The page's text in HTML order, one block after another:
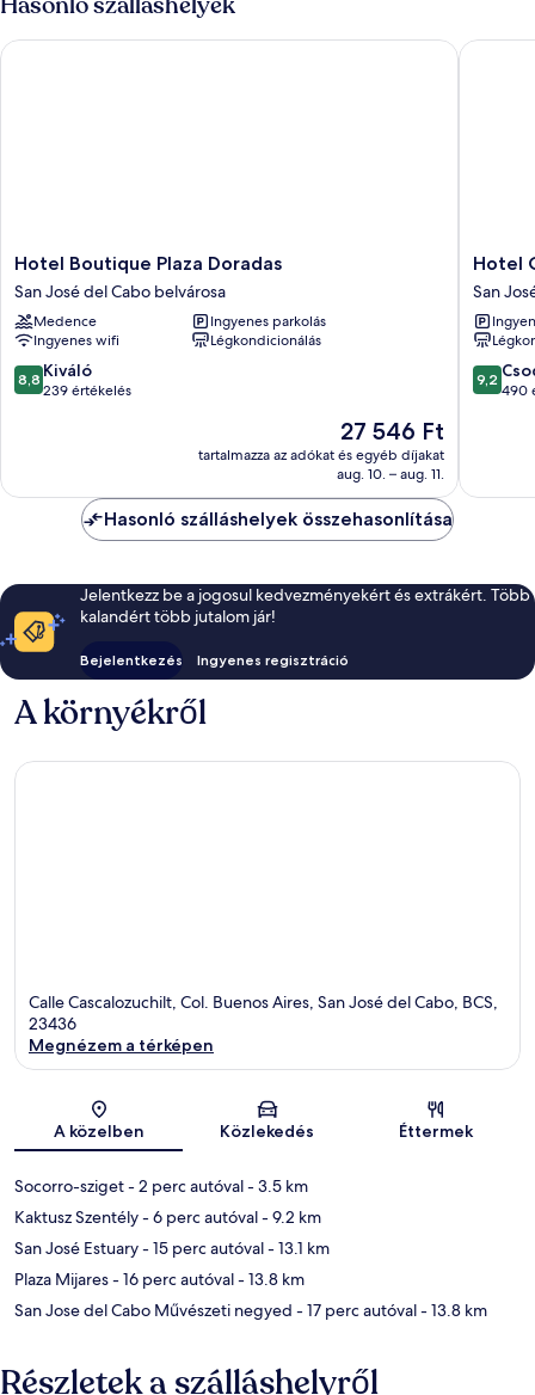
Hotel
Boutique
Plaza
Doradas
San
José
del
Hotel Boutique Plaza Doradas
San José del Cabo belvárosa
Medence
Ingyenes parkolás
Ingyenes wifi
Légkondicionálás
8.8
ennyiből:
8,8 Kiváló
239 értékelés
Az
ár
27 546 Ft
27 546 Ft
tartalmazza az adókat és egyéb díjakat
aug. 10. – aug. 11.
Hotel Boutique Plaza Doradas
Hotel
Colli
San
José
del
Cabo
Hotel
San
9.2
9,2
490
Hotel
Hasonló szálláshelyek összehasonlítása
Jelentkezz be a jogosul kedvezményekért és extrákért. Több
kalandért több jutalom jár!
Bejelentkezés Ingyenes regisztráció
A környékről
Calle Cascalozuchilt, Col. Buenos Aires, San José del Cabo, BCS,
23436
Megnézem a térképen
A közelben Közlekedés Éttermek
Socorro-sziget- 2 perc autóval- 3.5 km
Kaktusz Szentély- 6 perc autóval- 9.2 km
San José Estuary- 15 perc autóval- 13.1 km
Plaza Mijares- 16 perc autóval- 13.8 km
San Jose del Cabo Művészeti negyed - 17 perc autóval- 13.8 km
Részletek a szálláshelyről